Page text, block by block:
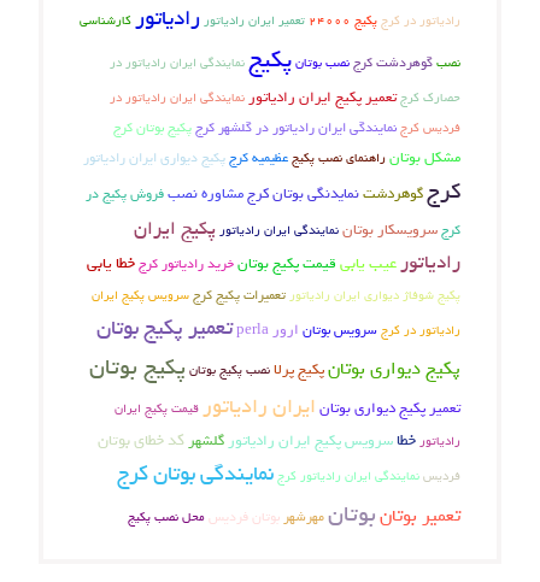
رادیاتور در کرج پکیج 24000 تعمیر ایران رادیاتوررادیاتورکارشناسی
نصبگوهردشت کرجنصب بوتانپکیج نمایندگی ایران رادیاتور در
حصارک کرجتعمیر پکیج ایران رادیاتورنمایندگی ایران رادیاتور در
فردیس کرجنمایندگی ایران رادیاتور در گلشهر کرجپکیج بوتان کرج
مشکل بوتانراهنمای نصب پکیجعظیمیه کرجپکیج دیواری ایران رادیاتور
کرجگوهردشتنمایدنگی بوتان کرجمشاوره نصبفروش پکیج در
کرجسرویسکار بوتاننمایندگی ایران رادیاتورپکیج ایران
رادیاتورعیب یابی قیمت پکیج بوتانخرید رادیاتور کرجخطا یابی
پکیج شوفاژ دیواری ایران رادیاتورتعمیرات پکیج کرجسرویس پکیج ایران
رادیاتور در کرجسرویس بوتان ارور perla تعمیر پکیج بوتان
پکیج دیواری بوتانپکیج پرلانصب پکیج بوتان پکیج بوتان
تعمیر پکیج دیواری بوتان ایران رادیاتورقیمت پکیج ایران
رادیاتورخطاسرویس پکیج ایران رادیاتورگلشهرکد خطای بوتان
فردیسنمایندگی ایران رادیاتور کرجنمایندگی بوتان کرج
تعمیر بوتانبوتانمهرشهر بوتان فردیسمحل نصب پکیج